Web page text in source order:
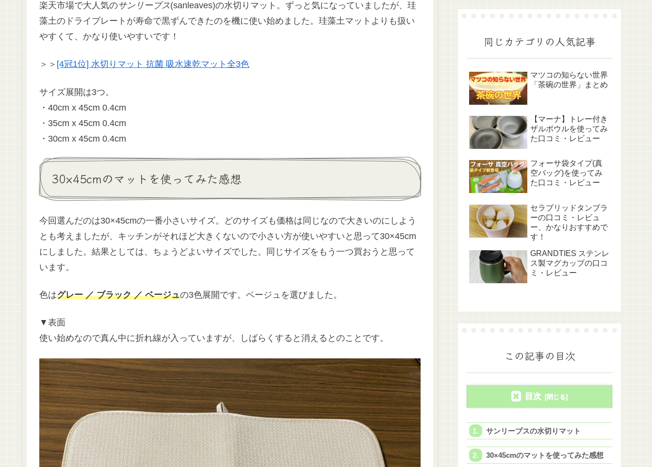
楽天市場で大人気のサンリーブス(sanleaves)の水切りマット。ずっと気になっていましたが、珪
藻土のドライプレートが寿命で黒ずんできたのを機に使い始めました。珪藻土マットよりも扱い
やすくて、かなり使いやすいです！
＞＞ [4冠1位] 水切りマット 抗菌 吸水速乾マット全3色
サイズ展開は3つ。
・40cm x 45cm 0.4cm
・35cm x 45cm 0.4cm
・30cm x 45cm 0.4cm
30×45cmのマットを使ってみた感想
今回選んだのは30×45cmの一番小さいサイズ。どのサイズも価格は同じなので大きいのにしよう
とも考えましたが、キッチンがそれほど大きくないので小さい方が使いやすいと思って30×45cm
にしました。結果としては、ちょうどよいサイズでした。同じサイズをもう一つ買おうと思って
います。
色はグレー ／ ブラック ／ ベージュの3色展開です。ベージュを選びました。
▼表面
使い始めなので真ん中に折れ線が入っていますが、しばらくすると消えるとのことです。
同じカテゴリの人気記事
マツコの知らない世界
「茶碗の世界」まとめ
【マーナ】トレー付き
ザルボウルを使ってみ
た口コミ・レビュー
フォーサ袋タイプ(真
空バッグ)を使ってみ
た口コミ・レビュー
セラブリッドタンブラ
ーの口コミ・レビュ
ー、かなりおすすめで
す！
GRANDTIES ステンレ
ス製マグカップの口コ
ミ・レビュー
この記事の目次
目次
サンリーブスの水切りマット
30×45cmのマットを使ってみた感想